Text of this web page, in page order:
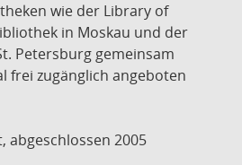
wie der Library of
in Moskau und der
Petersburg gemeinsam
frei zugänglich angeboten
abgeschlossen 2005